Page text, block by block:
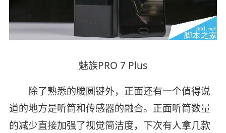
魅族PRO 7 Plus
除了熟悉的腰圆键外，正面还有一个值得说
道的地方是听筒和传感器的融合。正面听筒数量
的减少直接加强了视觉简洁度，下次有人拿几款